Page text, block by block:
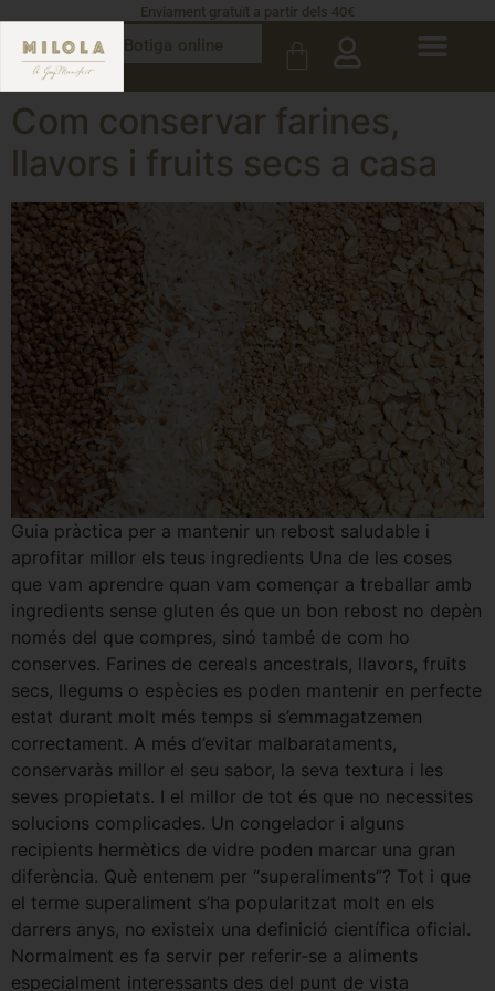
Enviament gratuït a partir dels 40€
Com conservar farines,
llavors i fruits secs a casa
Guia pràctica per a mantenir un rebost saludable i
aprofitar millor els teus ingredients Una de les coses
que vam aprendre quan vam començar a treballar amb
ingredients sense gluten és que un bon rebost no depèn
només del que compres, sinó també de com ho
conserves. Farines de cereals ancestrals, llavors, fruits
secs, llegums o espècies es poden mantenir en perfecte
estat durant molt més temps si s’emmagatzemen
correctament. A més d’evitar malbarataments,
conservaràs millor el seu sabor, la seva textura i les
seves propietats. I el millor de tot és que no necessites
solucions complicades. Un congelador i alguns
recipients hermètics de vidre poden marcar una gran
diferència. Què entenem per “superaliments”? Tot i que
el terme superaliment s’ha popularitzat molt en els
darrers anys, no existeix una definició científica oficial.
Normalment es fa servir per referir-se a aliments
especialment interessants des del punt de vista